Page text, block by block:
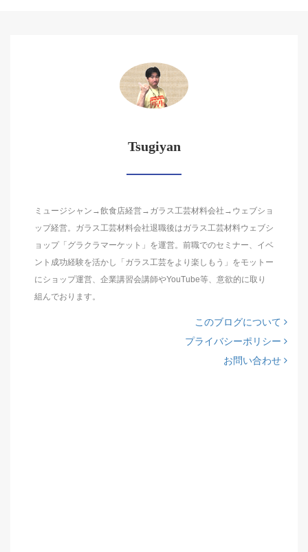
Tsugiyan
ミュージシャン→飲食店経営→ガラス工芸材料会社→ウェブショ
ップ経営。ガラス工芸材料会社退職後はガラス工芸材料ウェブシ
ョップ「グラクラマーケット」を運営。前職でのセミナー、イベ
ント成功経験を活かし「ガラス工芸をより楽しもう」をモットー
にショップ運営、企業講習会講師やYouTube等、意欲的に取り
組んでおります。
このブログについて
プライバシーポリシー
お問い合わせ